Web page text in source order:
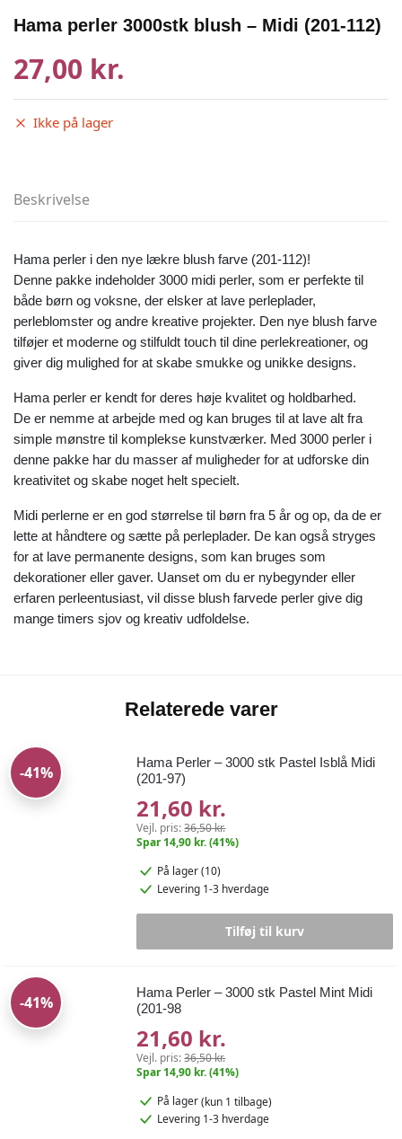
Hama perler 3000stk blush – Midi (201-112)
27,00 kr.
Ikke på lager
Beskrivelse
Hama perler i den nye lækre blush farve (201-112)!
Denne pakke indeholder 3000 midi perler, som er perfekte til
både børn og voksne, der elsker at lave perleplader,
perleblomster og andre kreative projekter. Den nye blush farve
tilføjer et moderne og stilfuldt touch til dine perlekreationer, og
giver dig mulighed for at skabe smukke og unikke designs.
Hama perler er kendt for deres høje kvalitet og holdbarhed.
De er nemme at arbejde med og kan bruges til at lave alt fra
simple mønstre til komplekse kunstværker. Med 3000 perler i
denne pakke har du masser af muligheder for at udforske din
kreativitet og skabe noget helt specielt.
Midi perlerne er en god størrelse til børn fra 5 år og op, da de er
lette at håndtere og sætte på perleplader. De kan også stryges
for at lave permanente designs, som kan bruges som
dekorationer eller gaver. Uanset om du er nybegynder eller
erfaren perleentusiast, vil disse blush farvede perler give dig
mange timers sjov og kreativ udfoldelse.
Relaterede varer
-41%
Hama Perler – 3000 stk Pastel Isblå Midi
(201-97)
21,60 kr.
Vejl. pris:36,50 kr.
Spar 14,90 kr. (41%)
På lager (10)
Levering 1-3 hverdage
Tilføj til kurv
-41%
Hama Perler – 3000 stk Pastel Mint Midi
(201-98
21,60 kr.
Vejl. pris:36,50 kr.
Spar 14,90 kr. (41%)
På lager(kun 1 tilbage)
Levering 1-3 hverdage